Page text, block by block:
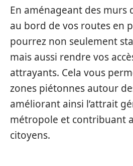
En aménageant des murs
au bord de vos routes en
pourrez non seulement
mais aussi rendre vos
attrayants. Cela vous
zones piétonnes autour
améliorant ainsi l’attrait
métropole et contribuant
citoyens.